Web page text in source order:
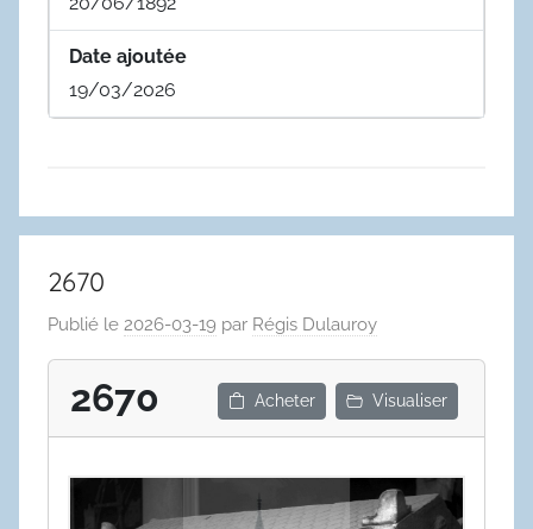
Date ajoutée
19/03/2026
2670
Publié le 2026-03-19 par Régis Dulauroy
2670 Acheter Visualiser